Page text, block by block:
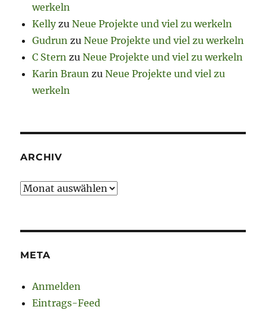
werkeln
KellyzuNeue Projekte und viel zu werkeln
Gudrun zuNeue Projekte und viel zu werkeln
C Stern zuNeue Projekte und viel zu werkeln
Karin Braun zuNeue Projekte und viel zu
werkeln
ARCHIV
Archiv
META
Anmelden
Eintrags-Feed